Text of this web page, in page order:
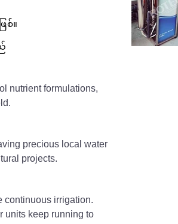
စ်။
nutrient formulations,
precious local water
projects.
continuous irrigation.
units keep running to